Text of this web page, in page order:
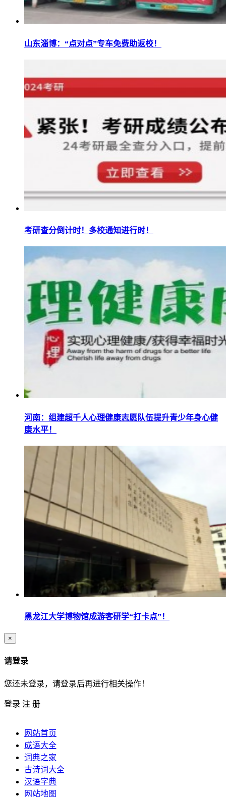
山东淄博：“点对点”专车免费助返校！
考研查分倒计时！多校通知进行时！
河南：组建超千人心理健康志愿队伍提升青少年身心健
康水平！
黑龙江大学博物馆成游客研学“打卡点”！
×
请登录
您还未登录，请登录后再进行相关操作！
登录 注 册
网站首页
成语大全
词典之家
古诗词大全
汉语字典
网站地图